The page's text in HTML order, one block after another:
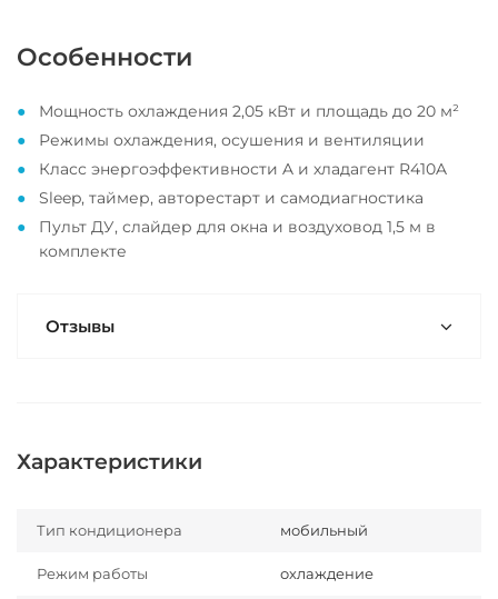
Особенности
Мощность охлаждения 2,05 кВт и площадь до 20 м²
Режимы охлаждения, осушения и вентиляции
Класс энергоэффективности A и хладагент R410A
Sleep, таймер, авторестарт и самодиагностика
Пульт ДУ, слайдер для окна и воздуховод 1,5 м в
комплекте
Отзывы
Характеристики
Тип кондиционера мобильный
Режим работы охлаждение